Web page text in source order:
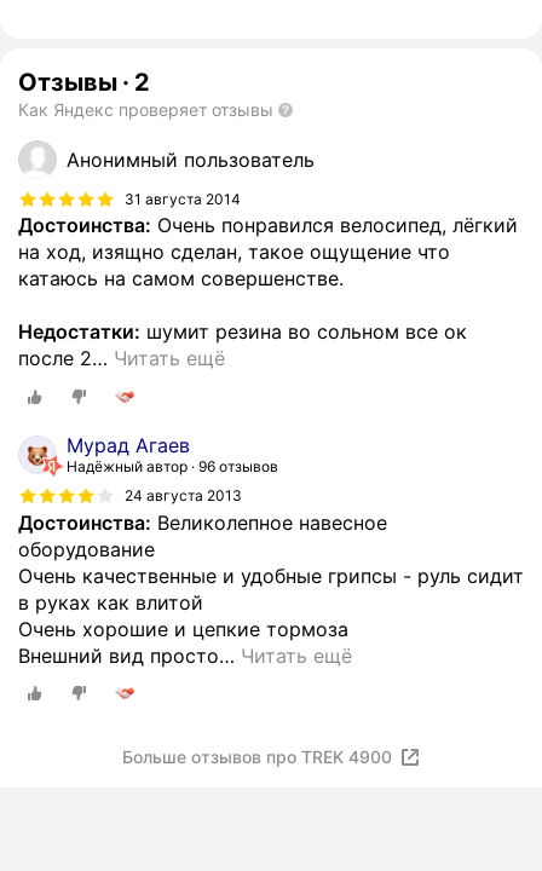
Отзывы · 2
Как Яндекс проверяет отзывы
Анонимный пользователь
31 августа 2014
Достоинства: Очень понравился велосипед, лёгкий
на ход, изящно сделан, такое ощущение что
катаюсь на самом совершенстве.
Недостатки: шумит резина во сольном все ок
после 2… Читать ещё
Мурад Агаев
Надёжный автор 96 отзывов
24 августа 2013
Достоинства: Великолепное навесное
оборудование
Очень качественные и удобные грипсы - руль сидит
в руках как влитой
Очень хорошие и цепкие тормоза
Внешний вид просто… Читать ещё
Больше отзывов про TREK 4900